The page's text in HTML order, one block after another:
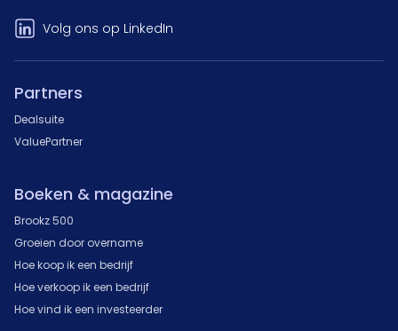
Volg ons op LinkedIn
Partners
Dealsuite
ValuePartner
Boeken & magazine
Brookz 500
Groeien door overname
Hoe koop ik een bedrijf
Hoe verkoop ik een bedrijf
Hoe vind ik een investeerder